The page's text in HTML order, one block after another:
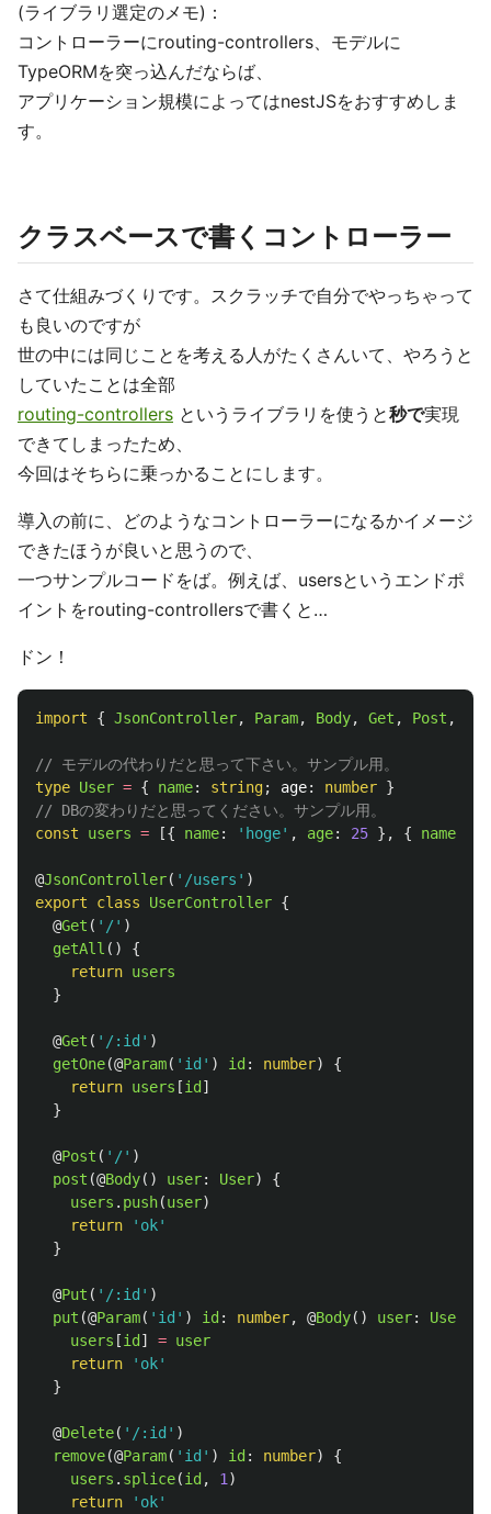
(ライブラリ選定のメモ)：
コントローラーにrouting-controllers、モデルに
TypeORMを突っ込んだならば、
アプリケーション規模によってはnestJSをおすすめしま
す。
クラスベースで書くコントローラー
さて仕組みづくりです。スクラッチで自分でやっちゃって
も良いのですが
世の中には同じことを考える人がたくさんいて、やろうと
していたことは全部
routing-controllers というライブラリを使うと秒で実現
できてしまったため、
今回はそちらに乗っかることにします。
導入の前に、どのようなコントローラーになるかイメージ
できたほうが良いと思うので、
一つサンプルコードをば。例えば、usersというエンドポ
イントをrouting-controllersで書くと…
ドン！
import { JsonController, Param, Body, Get , Post ,
// モデルの代わりだと思って下さい。サンプル用。
type User = { name: string; age: number }
// DBの変わりだと思ってください。サンプル用。
const
users = [{ name: ' hoge' , age: 25 }, { name
@JsonController( ' /users ' )
export
class UserController {
@Get ( ' /' )
getAll ()
{
return users
}
@Get ( ' /:id ' )
getOne(@Param( ' id ' ) id : number)
{
return users [id ]
}
@Post ( ' /' )
post (@Body() user: User)
{
users . push(user)
return
' ok'
}
@Put ( ' /:id ' )
put (@Param( ' id ' ) id : number, @Body() user: User
users [id ] = user
return
' ok'
}
@Delete( ' /:id ' )
remove(@Param( ' id ' ) id : number)
{
users . splice(id , 1 )
return
' ok'